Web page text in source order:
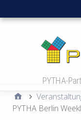
PYTHA-
PYTHA Berlin